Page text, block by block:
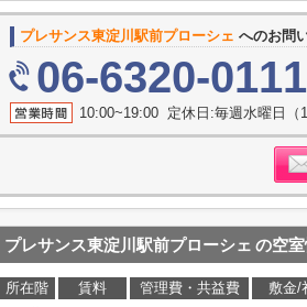
プレサンス東淀川駅前プローシェ へのお問
06-6320-0111
10:00~19:00 定休日:毎週水曜日（
プレサンス東淀川駅前プローシェ の空
所在階 賃料 管理費・共益費 敷金/